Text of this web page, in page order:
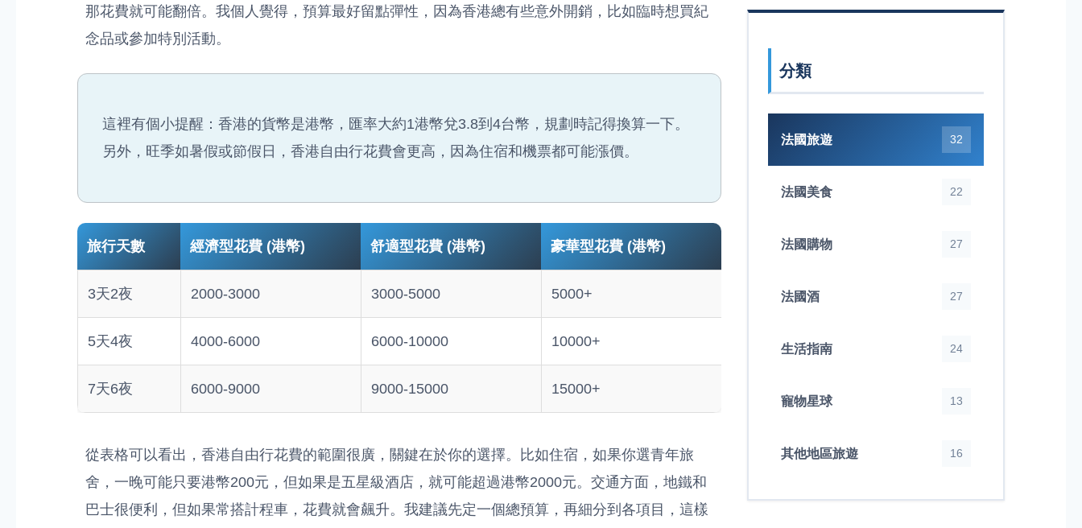
那花費就可能翻倍。我個人覺得，預算最好留點彈性，因為香港總有些意外開銷，比如臨時想買紀
念品或參加特別活動。
這裡有個小提醒：香港的貨幣是港幣，匯率大約1港幣兌3.8到4台幣，規劃時記得換算一下。
另外，旺季如暑假或節假日，香港自由行花費會更高，因為住宿和機票都可能漲價。
旅行天數 經濟型花費 (港幣) 舒適型花費 (港幣) 豪華型花費 (港幣)
3天2夜 2000-3000 3000-5000 5000+
5天4夜 4000-6000 6000-10000 10000+
7天6夜 6000-9000 9000-15000 15000+
從表格可以看出，香港自由行花費的範圍很廣，關鍵在於你的選擇。比如住宿，如果你選青年旅
舍，一晚可能只要港幣200元，但如果是五星級酒店，就可能超過港幣2000元。交通方面，地鐵和
巴士很便利，但如果常搭計程車，花費就會飆升。我建議先定一個總預算，再細分到各項目，這樣
分類
法國旅遊 32
法國美食 22
法國購物 27
法國酒 27
生活指南 24
寵物星球 13
其他地區旅遊 16